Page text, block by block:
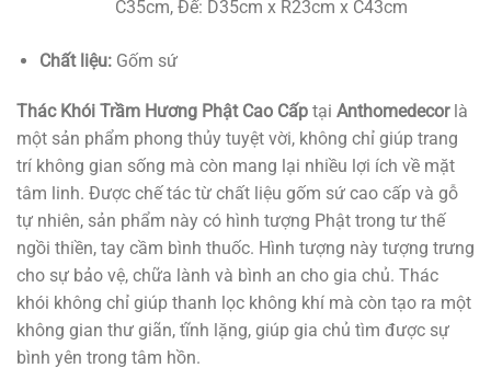
C35cm, Đế: D35cm x R23cm x C43cm
Chất liệu:Gốm sứ
Thác Khói Trầm Hương Phật Cao Cấp tại Anthomedecorlà
một sản phẩm phong thủy tuyệt vời, không chỉ giúp trang
trí không gian sống mà còn mang lại nhiều lợi ích về mặt
tâm linh. Được chế tác từ chất liệu gốm sứ cao cấp và gỗ
tự nhiên, sản phẩm này có hình tượng Phật trong tư thế
ngồi thiền, tay cầm bình thuốc. Hình tượng này tượng trưng
cho sự bảo vệ, chữa lành và bình an cho gia chủ. Thác
khói không chỉ giúp thanh lọc không khí mà còn tạo ra một
không gian thư giãn, tĩnh lặng, giúp gia chủ tìm được sự
bình yên trong tâm hồn.